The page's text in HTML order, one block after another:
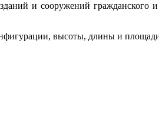
и сооружений гражданского
высоты, длины и